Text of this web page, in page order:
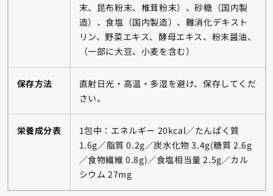
末、昆布粉末、椎茸粉末）、砂糖（国内製
造）、食塩（国内製造）、難消化デキスト
リン、野菜エキス、酵母エキス、粉末醤油、
（一部に大豆、小麦を含む）
保存方法
直射日光・高温・多湿を避け、保存してくだ
さい。
栄養成分表
1包中：エネルギー 20kcal／たんぱく質
1.6g／脂質 0.2g／炭水化物 3.4g(糖質 2.6g
／食物繊維 0.8g)／食塩相当量 2.5g／カル
シウム 27mg